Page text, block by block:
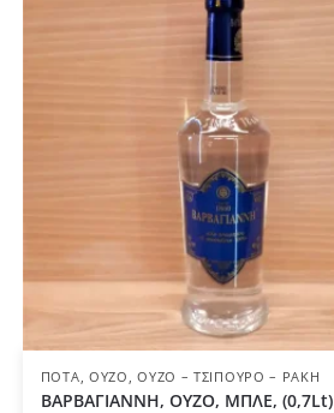
ΠΟΤΆ ΟΎΖΟ ,ΟΎΖΟ – ΤΣΊΠΟΥΡΟ – ΡΑΚΉ
ΒΑΡΒΑΓΙΑΝΝΗ, ΟΥΖΟ, ΜΠΛΕ, (0,7Lt)